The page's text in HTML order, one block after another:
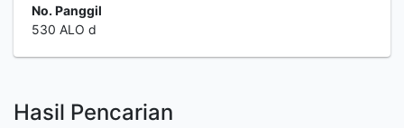
No. Panggil
530 ALO d
Hasil Pencarian